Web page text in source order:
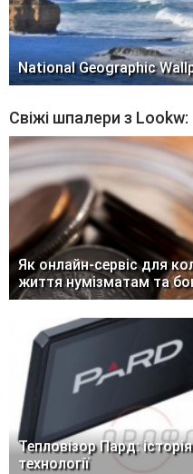
National Geographic
Свіжі шпалери з Lookw:
Як онлайн-сервіс для
життя нумізматам та
Тепловізор Пард:
технології